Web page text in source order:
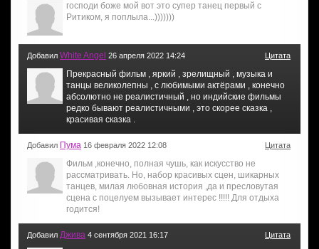
господи боже мой вот это супер танец первый с
Ритиком, я поплыла...)))))))
Добавил White Angel 26 апреля 2022 14:24 Цитата
Прекрасный фильм , яркий , зрелищный , музыка и
танцы великолепны , с любимыми актёрами , конечно
абсолютно не реалистичный , но индийские фильмы
редко бывают реалистичными , это скорее сказка ,
красивая сказка .
Добавил Пума 16 февраля 2022 12:08 Цитата
Фильм ,конечно, полная чушь, как искусство не
рассматривать. Но, набор красивых сцен, шикарных
танцев, милая любовная история ,да и пресловутая
сцена с поцелуем вызывает интерес !!!!! Для отдыха
годится!
Добавил Джива 4 сентября 2021 16:17 Цитата